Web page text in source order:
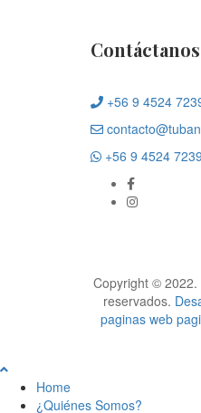
Contáctanos
+56 9 4524
+56 9 4524 7239
Copyright ©
reservados.
paginas web
Home
¿Quiénes Somos?